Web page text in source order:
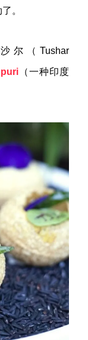
。
尔（Tushar
（一种印度